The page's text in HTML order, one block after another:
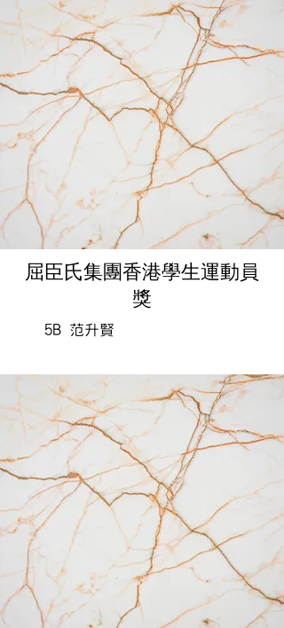
屈臣氏集團香港學生運動員
獎
5B 范升賢